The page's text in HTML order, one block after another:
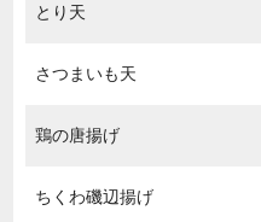
とり天
さつまいも天
鶏の唐揚げ
ちくわ磯辺揚げ